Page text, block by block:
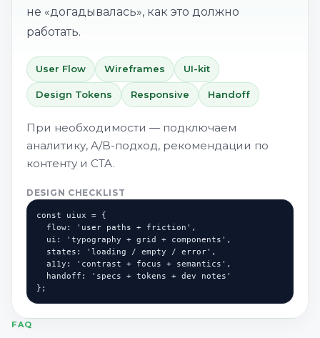
не «догадывалась», как это должно
работать.
User Flow Wireframes UI-kit
Design Tokens Responsive Handoff
При необходимости — подключаем
аналитику, A/B-подход, рекомендации по
контенту и CTA.
DESIGN CHECKLIST
const uiux = {
};
FAQ